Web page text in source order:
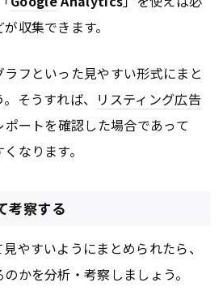
収集できます。
フといった見やすい形式にまと
そうすれば、 リスティング広告
ートを確認した場合であって
なります。
考察する
やすいようにまとめられたら、
かを分析・考察しましょう。